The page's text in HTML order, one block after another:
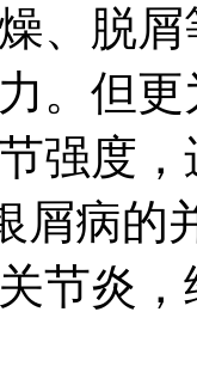
、脱
。但
强度
屑病
节炎